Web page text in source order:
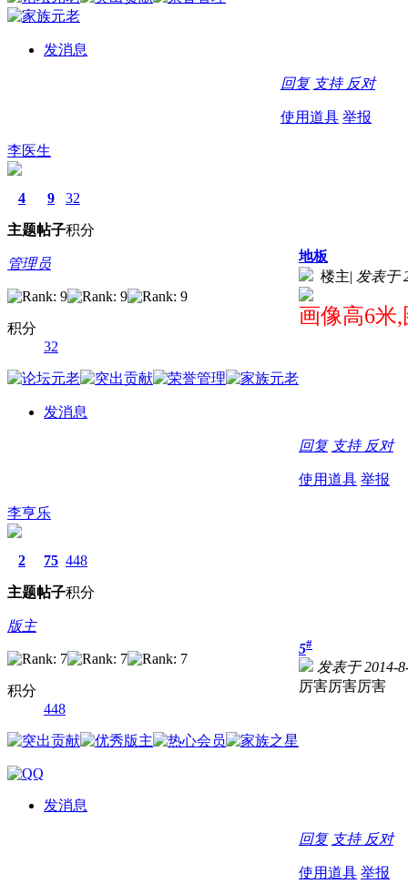
发消息
回复 支持 反对
使用道具 举报
李医生
4
主题
9
帖子
32
积分
管理员
积分
32
发消息
地板
楼主| 发表于
画像高6米
回复 支持 反对
使用道具 举报
李亨乐
2
主题
75
帖子
448
积分
版主
积分
448
发消息
5#
发表于 2014-
厉害厉害厉害
回复 支持 反对
使用道具 举报